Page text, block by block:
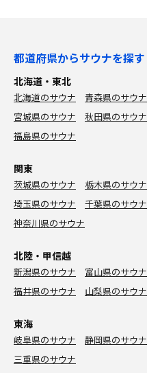
都道府県からサウナを探す
北海道・東北
北海道のサウナ 青森県のサウナ
宮城県のサウナ
秋田県のサウナ
福島県のサウナ
関東
茨城県のサウナ 栃木県のサウナ
埼玉県のサウナ
千葉県のサウナ
神奈川県のサウナ
北陸・甲信越
新潟県のサウナ 富山県のサウナ
福井県のサウナ
山梨県のサウナ
東海
岐阜県のサウナ 静岡県のサウナ
三重県のサウナ